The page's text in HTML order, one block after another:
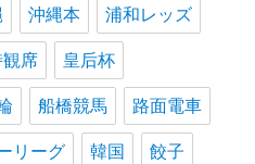
沖縄本 浦和レッズ
観席 皇后杯
船橋競馬 路面電車
リーグ 韓国 餃子